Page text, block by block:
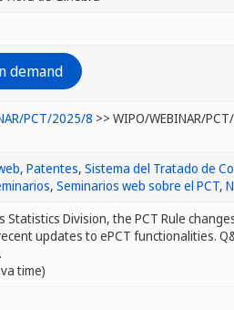
demand
PCT/2025/8 >> WIPO/WEBINAR/
, Patentes, Sistema del Tratado de
, Seminarios web sobre el PCT,
Division, the PCT Rule
updates to ePCT functionalities.
time)